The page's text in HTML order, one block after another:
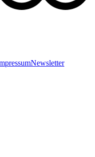
Newsletter